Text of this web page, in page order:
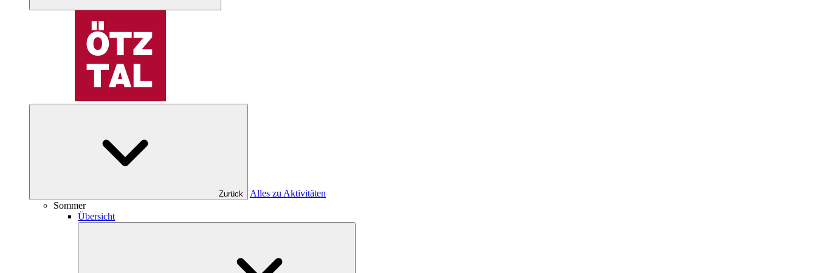
Zurück
Alles zu Aktivitäten
Sommer
Übersicht